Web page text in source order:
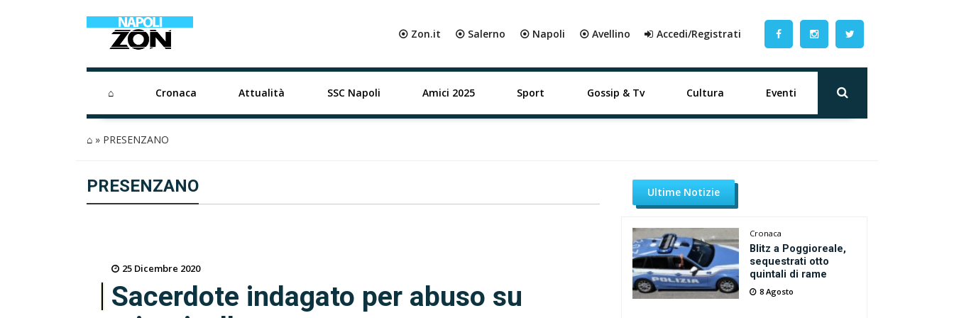
⦿ Zon.it ⦿ Salerno ⦿ Napoli ⦿ Avellino Accedi/Registrati
⌂ Cronaca Attualità SSC Napoli Amici 2025 Sport Gossip & Tv Cultura Eventi
⌂ » PRESENZANO
PRESENZANO
25 Dicembre 2020
Sacerdote indagato per abuso su
Ultime Notizie
Cronaca
Blitz a Poggioreale,
sequestrati otto
quintali di rame
8 Agosto